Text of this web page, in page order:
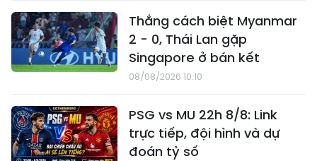
Thắng cách biệt Myanmar
2 - 0, Thái Lan gặp
Singapore ở bán kết
08/08/2026 10:10
PSG vs MU 22h 8/8: Link
trực tiếp, đội hình và dự
đoán tỷ số